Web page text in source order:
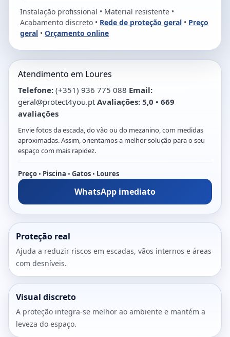
Instalação profissional • Material resistente •
Acabamento discreto • Rede de proteção geral • Preço
geral • Orçamento online
Atendimento em Loures
Telefone: (+351) 936 775 088 Email:
geral@protect4you.pt Avaliações: 5,0 • 669
avaliações
Envie fotos da escada, do vão ou do mezanino, com medidas
aproximadas. Assim, orientamos a melhor solução para o seu
espaço com mais rapidez.
Preço • Piscina • Gatos • Loures
WhatsApp imediato
Proteção real
Ajuda a reduzir riscos em escadas, vãos internos e áreas
com desníveis.
Visual discreto
A proteção integra-se melhor ao ambiente e mantém a
leveza do espaço.